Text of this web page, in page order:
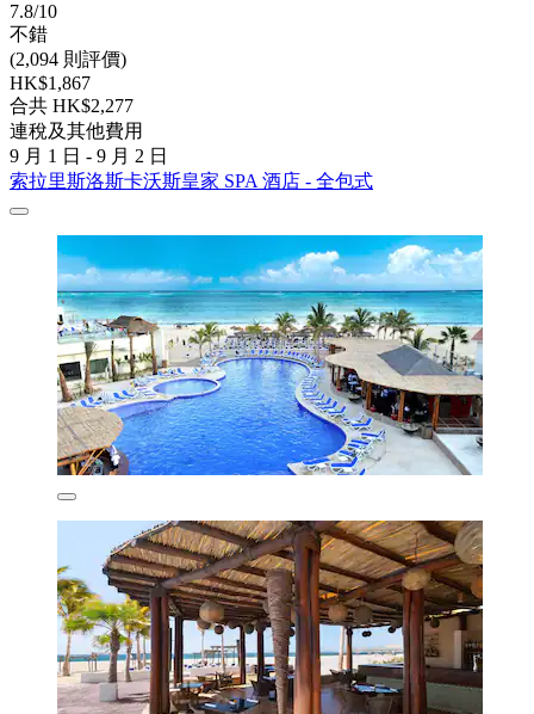
7.8/10
不錯
(2,094 則評價)
HK$1,867
合共 HK$2,277
連稅及其他費用
9 月 1 日 - 9 月 2 日
索拉里斯洛斯卡沃斯皇家 SPA 酒店 - 全包式